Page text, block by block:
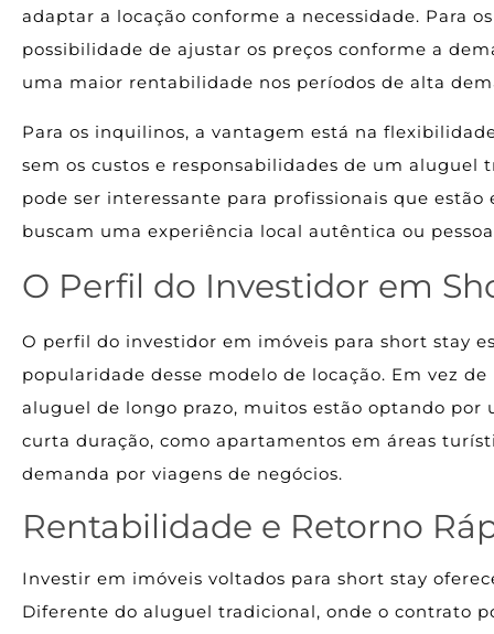
adaptar a locação conforme a necessidade. Para
possibilidade de ajustar os preços conforme a
uma maior rentabilidade nos períodos de alta
Para os inquilinos, a vantagem está na
sem os custos e responsabilidades de um aluguel
pode ser interessante para profissionais que
buscam uma experiência local autêntica ou
O Perfil do Investidor em
O perfil do investidor em imóveis para short stay
popularidade desse modelo de locação. Em vez
aluguel de longo prazo, muitos estão optando por
curta duração, como apartamentos em áreas
demanda por viagens de negócios.
Rentabilidade e Retorno
Investir em imóveis voltados para short stay
Diferente do aluguel tradicional, onde o contrato